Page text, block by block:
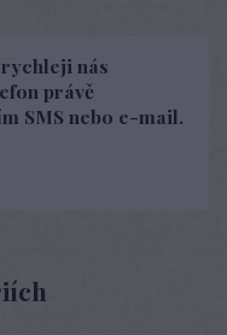
nás
právě
SMS nebo e-mail.